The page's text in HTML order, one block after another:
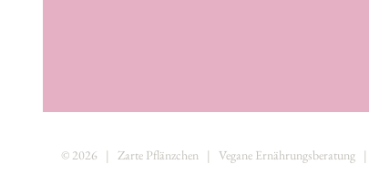
© 2026 | Zarte Pflänzchen | Vegane Ernährungsberatung |